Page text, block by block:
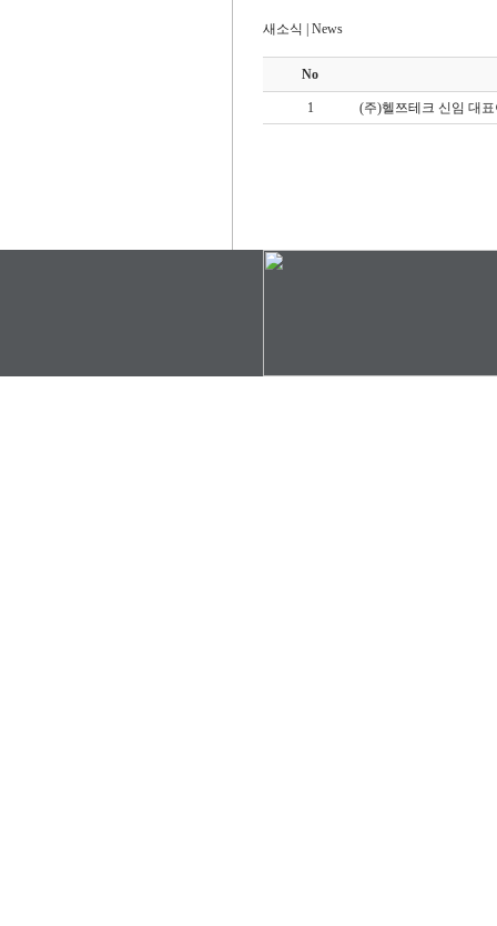
새소식 | News
No
1 (주)헬쯔테크 신임 대